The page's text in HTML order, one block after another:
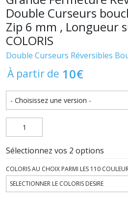
Double Curseurs
Zip 6 mm , Longueur
COLORIS
Double Curseurs Réversibles
À partir de 10€
Sélectionnez vos 2 options
COLORIS AU CHOIX PARMI LES 110